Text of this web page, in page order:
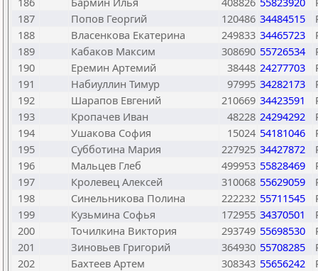
187
Попов Георгий 120486 34484515
188
Власенкова Екатерина 249833 34465723
189
Кабаков Максим 308690 55726534
190
Еремин Артемий 38448 24277703
191
Набиуллин Тимур 97995 34282173
192
Шарапов Евгений 210669 34423591
193
Кропачев Иван 48228 24294292
194
Ушакова София 15024 54181046
195
Субботина Мария 227925 34427872
196
Мальцев Глеб 499953 55828469
197
Кролевец Алексей 310068 55629059
198
Синельникова Полина 222232 55711545
199
Кузьмина Софья 172955 34370501
200
Точилкина Виктория 293749 55698530
201
Зиновьев Григорий 364930 55708285
202
Бахтеев Артем 308343 55656242